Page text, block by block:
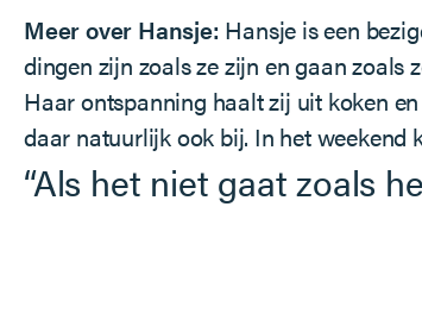
Meer over Hansje: Hansje is een
dingen zijn zoals ze zijn en gaan zoals
Haar ontspanning haalt zij uit koken
daar natuurlijk ook bij. In het weekend
“Als het niet gaat zoals